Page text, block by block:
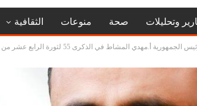
وتحليلات صحة منوعات الثقافية
أ.مهدي المشاط في الذكرى 55 لثورة الرابع عشر من أكتوبر